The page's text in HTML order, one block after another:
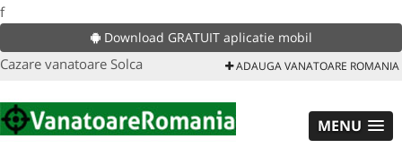
f
Download GRATUIT aplicatie mobil
Cazare vanatoare Solca ADAUGA VANATOARE ROMANIA
MENU